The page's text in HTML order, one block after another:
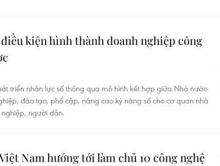
kiện hình thành doanh nghiệp công
triển nhân lực số thông qua mô hình kết hợp giữa Nhà nước-
đào tạo, phổ cập, nâng cao kỹ năng số cho cơ quan nhà
người dân.
Nam hướng tới làm chủ 10 công nghệ